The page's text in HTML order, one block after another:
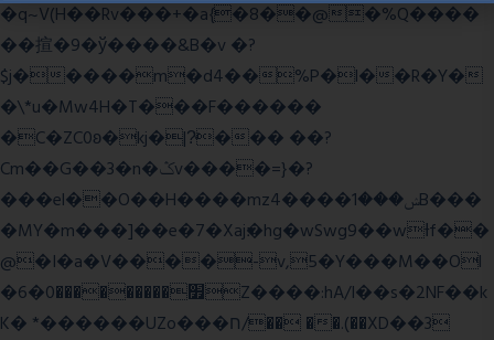
�q~V(H��Rv���+�a{�8��@�%Q����
��揎�9�ў����&B�v �?
$j�����m�d4��%P�l��R�Y�
�\*u�Mw4H�T���F������
�C�ZC0ʚ�kj�|?ͮ��� ��?
Cm��G��3�n�ݣv����=}�?
���el��O��H����mzݾ���1����4B���
�MY�m���]��e�7�Xaj׃�hg�wSwg9��wƗf��
@�I�a�V����-v,5�Y���M��Ol
�׿���������0�6Z����:hA/I��s�2NF��k
K� *������UZo���ח/�� ��.(��XD��3